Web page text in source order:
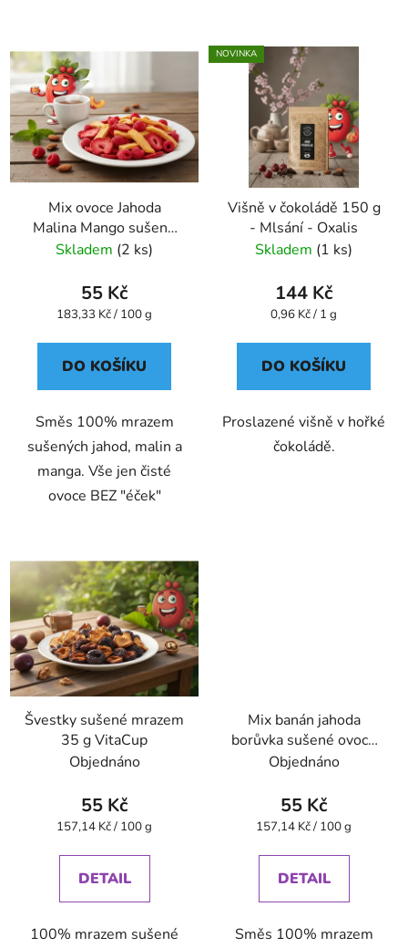
Mix ovoce Jahoda
Malina Mango sušené
mrazem 30 g VitaCup
Skladem (2 ks)
55 Kč
Měrná
183,33 Kč / 100 g
DO KOŠÍKU
Směs 100% mrazem
sušených jahod, malin a
manga. Vše jen čisté
ovoce BEZ "éček"
NOVINKA
Višně v čokoládě 150 g
- Mlsání - Oxalis
Skladem (1 ks)
144 Kč
Měrná
0,96 Kč / 1 g
DO KOŠÍKU
Proslazené višně v hořké
čokoládě.
Švestky sušené mrazem
35 g VitaCup
Objednáno
55 Kč
Měrná
157,14 Kč / 100 g
DETAIL
100% mrazem sušené
Mix banán jahoda
borůvka sušené ovoce
mrazem 35 g VitaCup
Objednáno
55 Kč
Měrná
157,14 Kč / 100 g
DETAIL
Směs 100% mrazem